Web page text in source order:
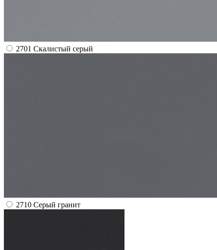
2701 Скалистый серый
2710 Серый гранит